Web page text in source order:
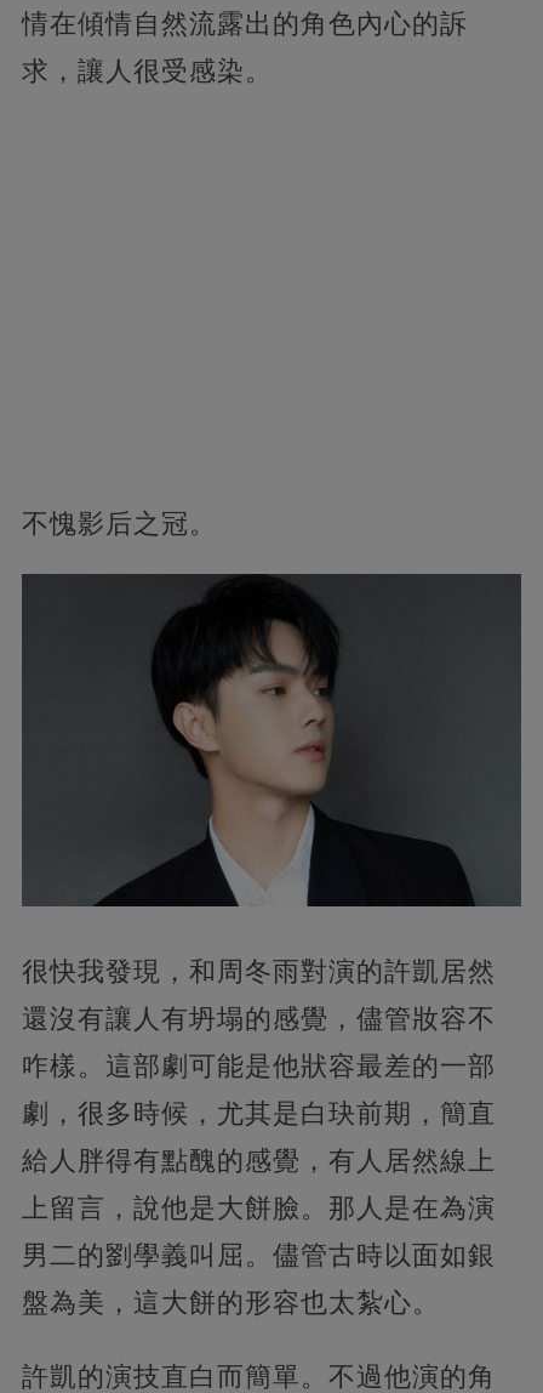
情在傾情自然流露出的角色內心的訴
求，讓人很受感染。
不愧影后之冠。
很快我發現，和周冬雨對演的許凱居然
還沒有讓人有坍塌的感覺，儘管妝容不
咋樣。這部劇可能是他狀容最差的一部
劇，很多時候，尤其是白玦前期，簡直
給人胖得有點醜的感覺，有人居然線上
上留言，說他是大餅臉。那人是在為演
男二的劉學義叫屈。儘管古時以面如銀
盤為美，這大餅的形容也太紮心。
許凱的演技直白而簡單。不過他演的角